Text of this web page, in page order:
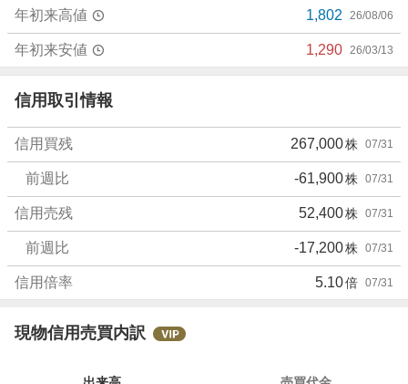
%
、
強
く
売
り
た
い
%
年初来高値 1,802 26/08/06
年初来安値 1,290 26/03/13
信用取引情報
信用買残 267,000株 07/31
前週比 -61,900株 07/31
信用売残 52,400株 07/31
前週比 -17,200株 07/31
信用倍率 5.10倍 07/31
現物信用売買内訳